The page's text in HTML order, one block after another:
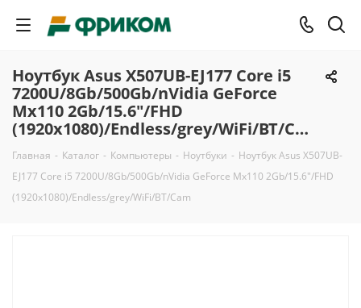
Ноутбук Asus X507UB-EJ177 Core i5
7200U/8Gb/500Gb/nVidia GeForce
Mx110 2Gb/15.6"/FHD
(1920x1080)/Endless/grey/WiFi/BT/Cam
Главная - Каталог - Компьютеры - Ноутбуки - Ноутбук Asus X507UB-
EJ177 Core i5 7200U/8Gb/500Gb/nVidia GeForce Mx110 2Gb/15.6"/FHD
(1920x1080)/Endless/grey/WiFi/BT/Cam